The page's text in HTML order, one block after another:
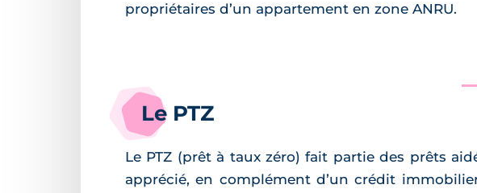
propriétaires d’un appartement en zone ANRU.
Le PTZ
Le PTZ (prêt à taux zéro) fait partie des prêts
apprécié, en complément d’un crédit